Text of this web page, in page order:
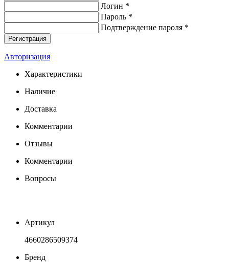
Логин *
Пароль *
Подтверждение пароля *
Авторизация
Характеристики
Наличие
Доставка
Комментарии
Отзывы
Комментарии
Вопросы
Артикул
4660286509374
Бренд